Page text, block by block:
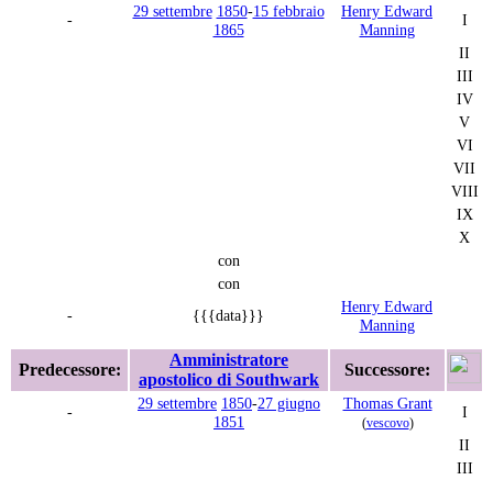
- 29 settembre 1850-15 febbraio
1865
Henry Edward
Manning
I
II
III
IV
V
VI
VII
VIII
IX
X
con
con
-
{{{data}}}
Henry Edward
Manning
Predecessore:
Amministratore
apostolico di Southwark
Successore:
- 29 settembre 1850-27 giugno
1851
Thomas Grant
(vescovo)
I
II
III